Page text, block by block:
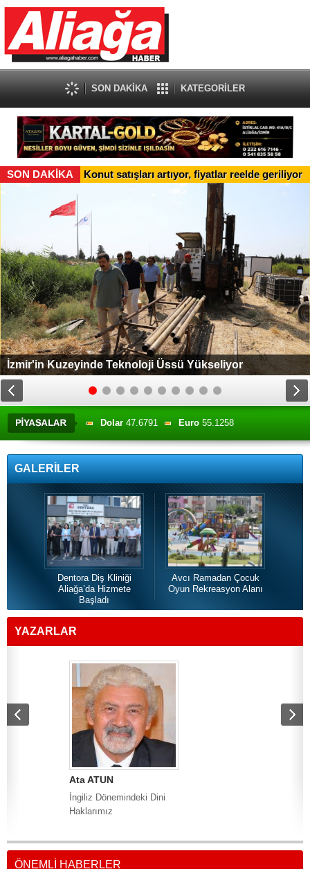
SON DAKİKA KATEGORİLER
SON DAKİKA Konut satışları artıyor, fiyatlar reelde geriliyor
İzmir'in Kuzeyinde Teknoloji Üssü Yükseliyor
Dolar 47.6791 Euro 55.1258
Altın6659.71 BIST13779.39
GALERİLER
Dentora Diş Kliniği
Aliağa’da Hizmete
Başladı
Avcı Ramadan Çocuk
Oyun Rekreasyon Alanı
YAZARLAR
Ata ATUN
İngiliz Dönemindeki Dini
Haklarımız
ÖNEMLİ HABERLER